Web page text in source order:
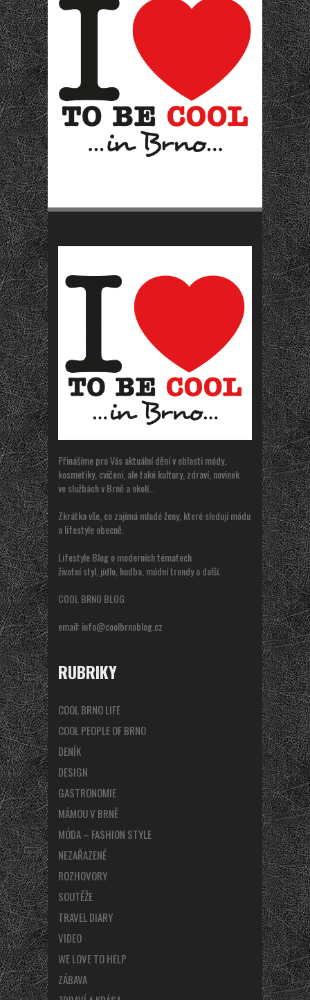
Přinášíme pro Vás aktuální dění v oblasti módy,
kosmetiky, cvičeni, ale také kultury, zdraví, novinek
ve službách v Brně a okolí…
Zkrátka vše, co zajímá mladé ženy, které sledují módu
a lifestyle obecně.
Lifestyle Blog o moderních tématech
životní styl, jídlo, hudba, módní trendy a další.
COOL BRNO BLOG
email:info@coolbrnoblog.cz
RUBRIKY
COOL BRNO LIFE
COOL PEOPLE OF BRNO
DENÍK
DESIGN
GASTRONOMIE
MÁMOU V BRNĚ
MÓDA – FASHION STYLE
NEZAŘAZENÉ
ROZHOVORY
SOUTĚŽE
TRAVEL DIARY
VIDEO
WE LOVE TO HELP
ZÁBAVA